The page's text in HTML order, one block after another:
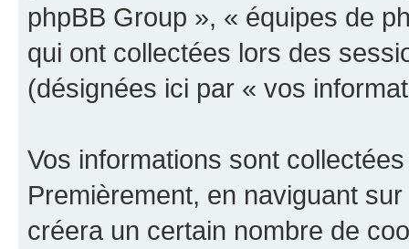
phpBB Group », « équipes de
qui ont collectées lors des
(désignées ici par « vos
Vos informations sont
Premièrement, en naviguant
créera un certain nombre de